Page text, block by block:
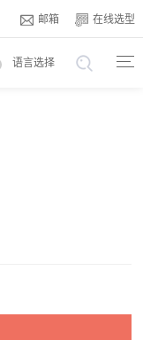
邮箱 在线选型
语言选择